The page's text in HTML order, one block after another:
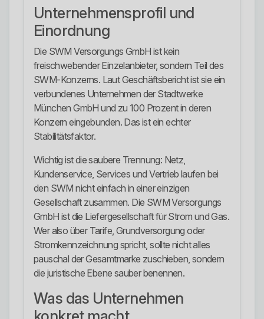
Unternehmensprofil und
Einordnung
Die SWM Versorgungs GmbH ist kein
freischwebender Einzelanbieter, sondern Teil des
SWM-Konzerns. Laut Geschäftsbericht ist sie ein
verbundenes Unternehmen der Stadtwerke
München GmbH und zu 100 Prozent in deren
Konzern eingebunden. Das ist ein echter
Stabilitätsfaktor.
Wichtig ist die saubere Trennung: Netz,
Kundenservice, Services und Vertrieb laufen bei
den SWM nicht einfach in einer einzigen
Gesellschaft zusammen. Die SWM Versorgungs
GmbH ist die Liefergesellschaft für Strom und Gas.
Wer also über Tarife, Grundversorgung oder
Stromkennzeichnung spricht, sollte nicht alles
pauschal der Gesamtmarke zuschieben, sondern
die juristische Ebene sauber benennen.
Was das Unternehmen